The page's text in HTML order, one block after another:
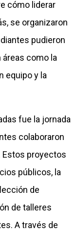
cómo liderar
se organizaron
pudieron
como la
equipo y la
fue la jornada
colaboraron
proyectos
públicos, la
de
de talleres
A través de